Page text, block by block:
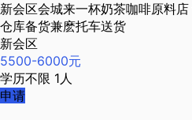
新会区会城来一杯奶茶咖啡原料店
仓库备货兼麽托车送货
新会区
5500-6000元
学历不限 1人
申请